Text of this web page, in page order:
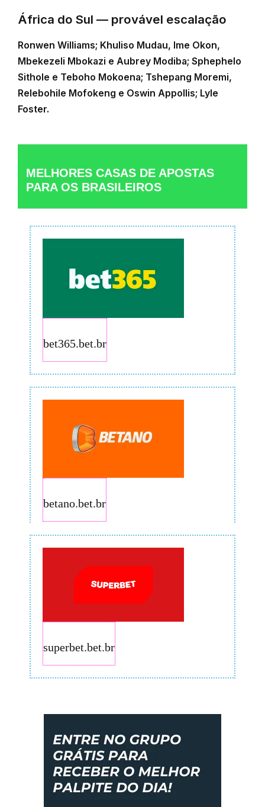
África do Sul — provável escalação
Ronwen Williams; Khuliso Mudau, Ime Okon,
Mbekezeli Mbokazi e Aubrey Modiba; Sphephelo
Sithole e Teboho Mokoena; Tshepang Moremi,
Relebohile Mofokeng e Oswin Appollis; Lyle
Foster.
MELHORES CASAS DE APOSTAS
PARA OS BRASILEIROS
bet365.bet.br
betano.bet.br
superbet.bet.br